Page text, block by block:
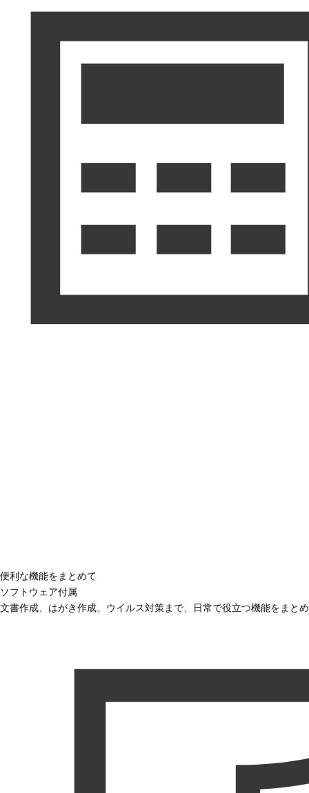
便利な機能をまとめて
ソフトウェア付属
文書作成、はがき作成、ウイルス対策まで、日常で役立つ機能をまと